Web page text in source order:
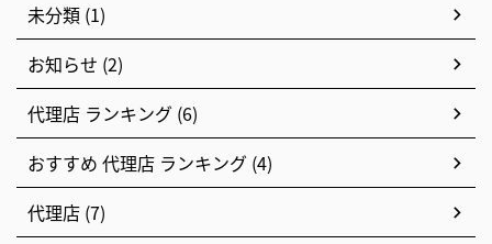
未分類 (1)
お知らせ (2)
代理店 ランキング (6)
おすすめ 代理店 ランキング (4)
代理店 (7)